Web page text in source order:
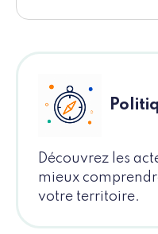
Découvrez les
mieux
votre territoire.